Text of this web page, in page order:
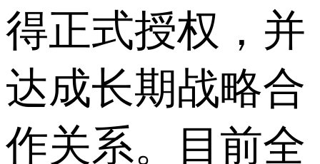
得正式授权，并
达成长期战略合
作关系。目前全